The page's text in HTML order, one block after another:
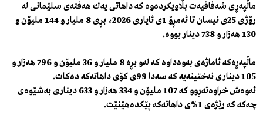
ماڵپه‌ڕی شه‌فافیه‌تبڵاویكرده‌وه‌ كه‌ داهاتی یه‌ك هه‌فته‌ی سلێمانی له‌
رۆژی 25ی‌ نیسان تا ئه‌مڕۆ 1ی ئایاری‌‌ 2026، بڕی 8 ملیار و 144 ملیۆن و
130 هه‌زار و 738 دینار بووه‌.
ماڵپه‌ڕه‌كه‌ ئاماژه‌ی‌ به‌وه‌داوه‌ كه‌ له‌و بڕه‌ 8 ملیار و 36 ملیۆن و 796 هه‌زار و
105 دیناری نه‌ختینه‌یه‌ كه‌ سه‌دا 99ی‌ كۆی‌ داهاته‌كه‌ ده‌كات.
ئه‌وه‌ش خراوه‌ته‌ڕوو كه‌ 107 ملیۆن و 334 هه‌زار و 633 دیناری به‌شێوه‌ی
چه‌كه‌ كه‌ رێژه‌ی 1%ی‌ داهاته‌كه‌ پێكده‌هێنێت.